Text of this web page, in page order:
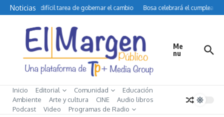
Saltar al contenido
Noticias
Petro y la difícil tarea de gobernar el cambio Bosa celebrará el
Me
nu
Inicio Editorial Comunidad
Educación
Ambiente
Arte y cultura CINE
Audio libros
Podcast
Video Programas de Radio